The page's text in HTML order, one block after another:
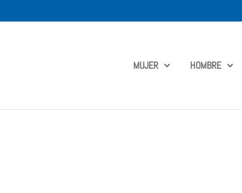
MUJER HOMBRE